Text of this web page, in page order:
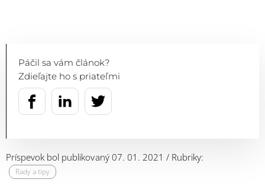
Páčil sa vám článok?
Zdieľajte ho s priateľmi
Príspevok bol publikovaný 07. 01. 2021 / Rubriky:
Rady a tipy